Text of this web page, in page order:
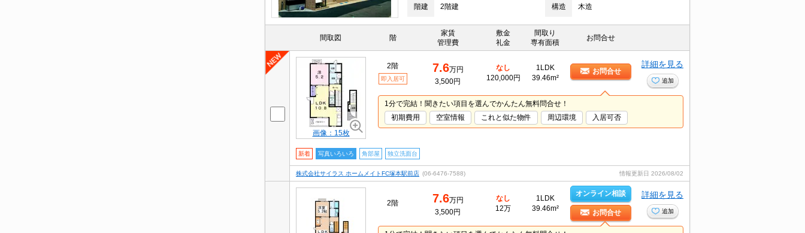
階建 2階建 構造 木造
間取図 階
家賃
管理費
敷金
礼金
間取り
専有面積
お問合せ
画像：15枚
2階
即入居可
7.6万円
3,500円
なし
120,000円
1LDK
39.46m²
お問合せ
詳細を見る
追加
1分で完結！聞きたい項目を選んでかんたん無料問合せ！
初期費用
空室情報 これと似た物件 周辺環境 入居可否
新着 写真いろいろ 角部屋 独立洗面台
株式会社サイラス ホームメイトFC塚本駅前店 (06-6476-7588) 情報更新日 2026/08/02
2階 7.6万円
3,500円
なし
12万
1LDK
39.46m²
オンライン相談
お問合せ
詳細を見る
追加